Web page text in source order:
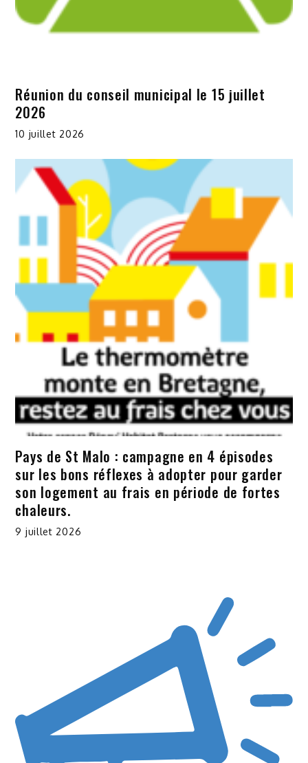
Réunion du conseil municipal le 15 juillet
2026
10 juillet 2026
Pays de St Malo : campagne en 4 épisodes
sur les bons réflexes à adopter pour garder
son logement au frais en période de fortes
chaleurs.
9 juillet 2026